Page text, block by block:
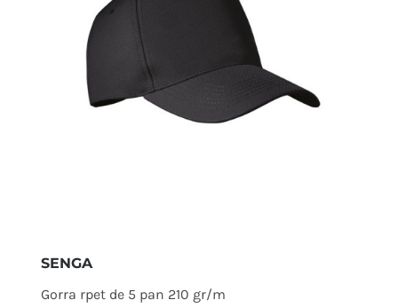
SENGA
Gorra rpet de 5 pan 210 gr/m